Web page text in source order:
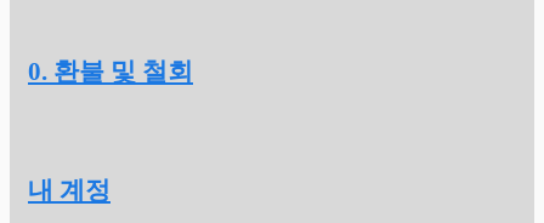
0. 환불 및 철회
내 계정